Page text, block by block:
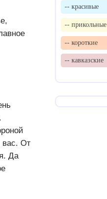
вас. От
Да
-- красивые
-- прикольные
-- короткие
-- кавказские